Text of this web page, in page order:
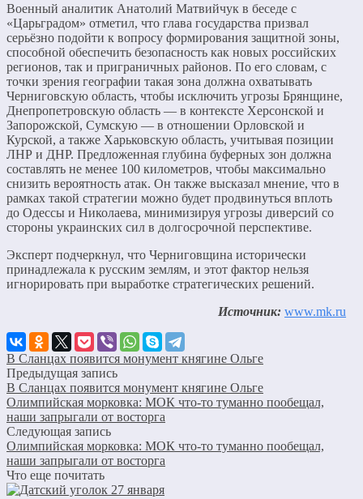
Военный аналитик Анатолий Матвийчук в беседе с
«Царьградом» отметил, что глава государства призвал
серьёзно подойти к вопросу формирования защитной зоны,
способной обеспечить безопасность как новых российских
регионов, так и приграничных районов. По его словам, с
точки зрения географии такая зона должна охватывать
Черниговскую область, чтобы исключить угрозы Брянщине,
Днепропетровскую область — в контексте Херсонской и
Запорожской, Сумскую — в отношении Орловской и
Курской, а также Харьковскую область, учитывая позиции
ЛНР и ДНР. Предложенная глубина буферных зон должна
составлять не менее 100 километров, чтобы максимально
снизить вероятность атак. Он также высказал мнение, что в
рамках такой стратегии можно будет продвинуться вплоть
до Одессы и Николаева, минимизируя угрозы диверсий со
стороны украинских сил в долгосрочной перспективе.
Эксперт подчеркнул, что Черниговщина исторически
принадлежала к русским землям, и этот фактор нельзя
игнорировать при выработке стратегических решений.
Источник: www.mk.ru
В Сланцах появится монумент княгине Ольге
Предыдущая запись
В Сланцах появится монумент княгине Ольге
Олимпийская морковка: МОК что-то туманно пообещал,
наши запрыгали от восторга
Следующая запись
Олимпийская морковка: МОК что-то туманно пообещал,
наши запрыгали от восторга
Что еще почитать